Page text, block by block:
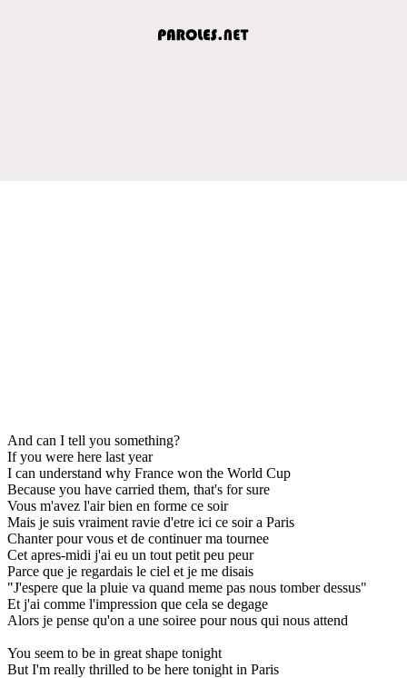
And can I tell you something?
If you were here last year
I can understand why France won the World Cup
Because you have carried them, that's for sure
Vous m'avez l'air bien en forme ce soir
Mais je suis vraiment ravie d'etre ici ce soir a Paris
Chanter pour vous et de continuer ma tournee
Cet apres-midi j'ai eu un tout petit peu peur
Parce que je regardais le ciel et je me disais
"J'espere que la pluie va quand meme pas nous tomber dessus"
Et j'ai comme l'impression que cela se degage
Alors je pense qu'on a une soiree pour nous qui nous attend
You seem to be in great shape tonight
But I'm really thrilled to be here tonight in Paris